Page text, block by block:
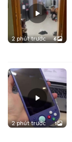
2 phút trước 6
2 phút trước 1